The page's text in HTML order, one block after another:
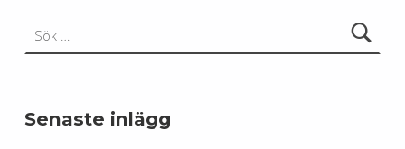
Senaste inlägg